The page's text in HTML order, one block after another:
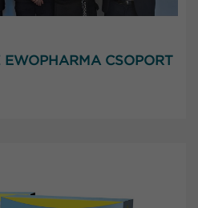
EWOPHARMA CSOPORT